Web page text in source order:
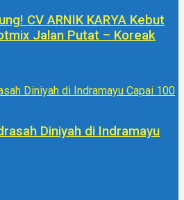
CV ARNIK KARYA Kebut
Jalan Putat – Koreak
Diniyah di Indramayu